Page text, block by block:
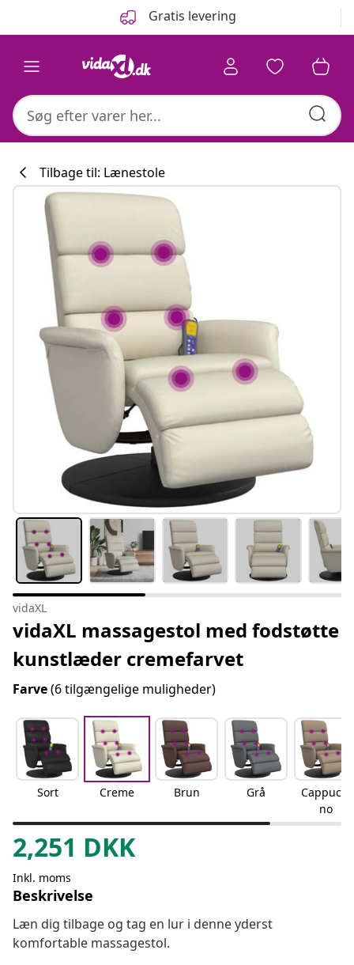
Gratis levering
#sharemevidaxl
Tilbage til: Lænestole
vidaXL
vidaXL massagestol med fodstøtte
kunstlæder cremefarvet
Farve(6 tilgængelige muligheder)
Sort Creme Brun Grå
Cappucci
no
2,251 DKK
Inkl. moms
Beskrivelse
Læn dig tilbage og tag en lur i denne yderst
komfortable massagestol.